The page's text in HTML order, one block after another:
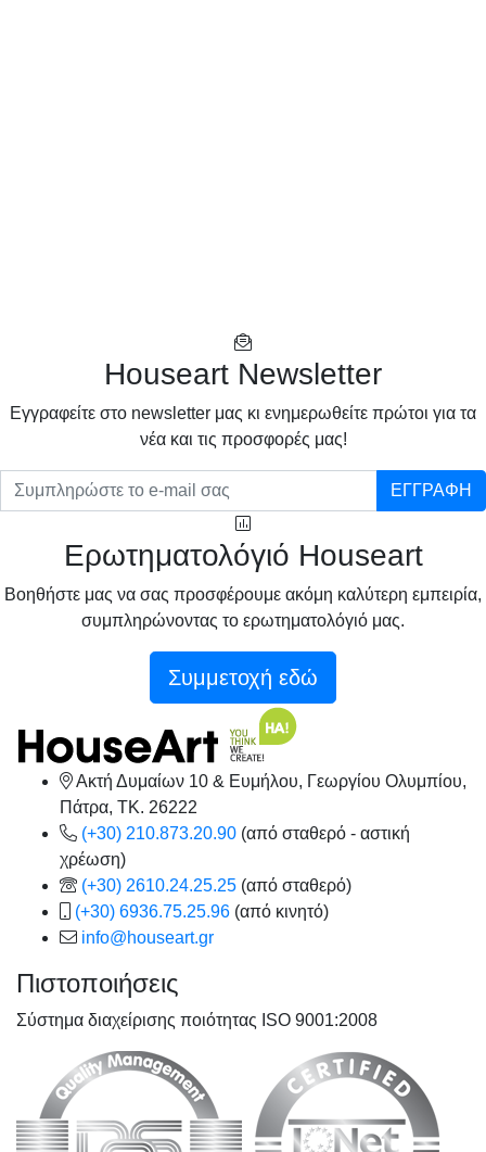
Houseart Newsletter
Eγγραφείτε στο newsletter μας κι ενημερωθείτε πρώτοι για τα
νέα και τις προσφορές μας!
ΕΓΓΡΑΦΗ
Ερωτηματολόγιό Houseart
Βοηθήστε μας να σας προσφέρουμε ακόμη καλύτερη εμπειρία,
συμπληρώνοντας το ερωτηματολόγιό μας.
Συμμετοχή εδώ
Ακτή Δυμαίων 10 & Ευμήλου, Γεωργίου Ολυμπίου,
Πάτρα, TK. 26222
(+30) 210.873.20.90 (από σταθερό - αστική
χρέωση)
(+30) 2610.24.25.25 (από σταθερό)
(+30) 6936.75.25.96 (από κινητό)
info@houseart.gr
Πιστοποιήσεις
Σύστημα διαχείρισης ποιότητας ISO 9001:2008